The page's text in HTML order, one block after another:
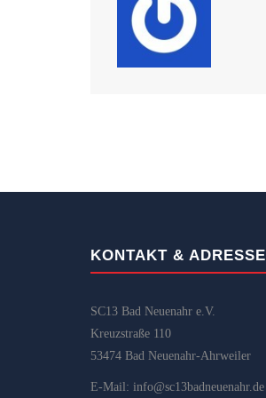
KONTAKT & ADRESSE
SC13 Bad Neuenahr e.V.
Kreuzstraße 110
53474 Bad Neuenahr-Ahrweiler
E-Mail: info@sc13badneuenahr.de